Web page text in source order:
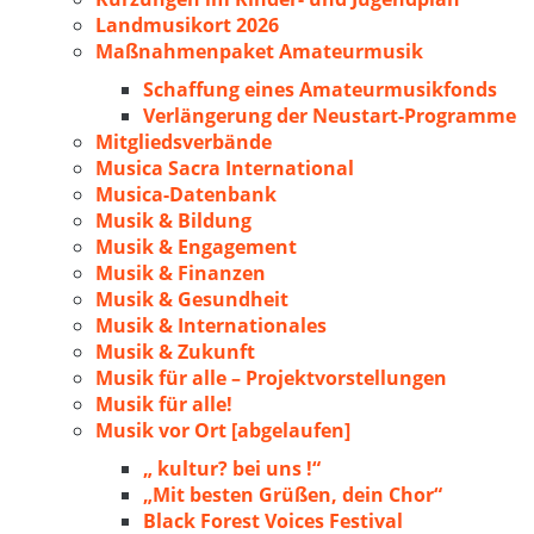
Landmusikort 2026
Maßnahmenpaket Amateurmusik
Schaffung eines Amateurmusikfonds
Verlängerung der Neustart-Programme
Mitgliedsverbände
Musica Sacra International
Musica-Datenbank
Musik & Bildung
Musik & Engagement
Musik & Finanzen
Musik & Gesundheit
Musik & Internationales
Musik & Zukunft
Musik für alle – Projektvorstellungen
Musik für alle!
Musik vor Ort [abgelaufen]
„ kultur? bei uns !“
„Mit besten Grüßen, dein Chor“
Black Forest Voices Festival